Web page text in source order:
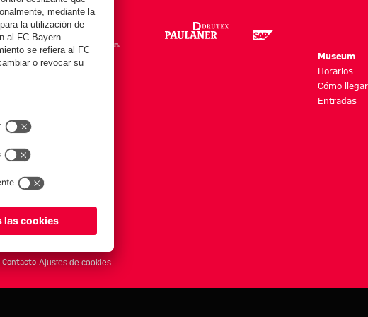
Online Store
Rebajas %
Museum
Horarios
Cómo llegar
Entradas
Contacto Ajustes de cookies